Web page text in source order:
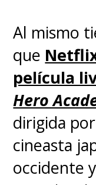
Al mismo
que
película
Hero
dirigida por
cineasta
occidente